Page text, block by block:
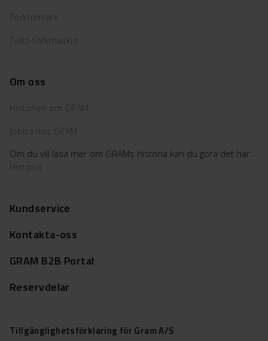
Torktumlare
Tvätt-torkmaskin
Om oss
Historien om GRAM
Jobba hos GRAM
Om du vill läsa mer om GRAMs historia kan du göra det här:
Historia
Kundservice
Kontakta-oss
GRAM B2B Portal
Reservdelar
Tillgänglighetsförklaring för Gram A/S